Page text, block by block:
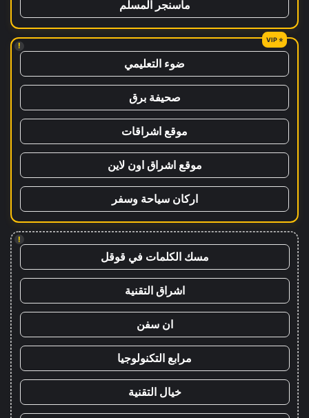
ماسنجر المسلم
!
ضوء التعليمي
صحيفة برق
موقع اشراقات
موقع اشراق اون لاين
اركان سياحة وسفر
!
مسك الكلمات في قوقل
اشراق التقنية
ان سفن
مرابع التكنولوجيا
خيال التقنية